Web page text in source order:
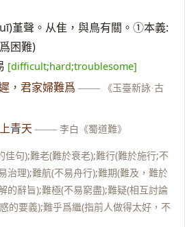
堇聲。从隹，與鳥有關。①本義:
困難)
[difficult;hard;troublesome]
，君家婦難爲 ——
《玉臺新詠·古
青天 —— 李白《蜀道難》
佳句);難老(難於衰老);難行(難於施行;不
治理);難航(不易舟行);難期(難及，難於
的辭旨);難極(不易窮盡);難疑(相互討論
的要義);難乎爲繼(指前人做得太好，不